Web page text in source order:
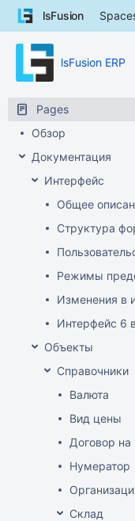
Skip
breadcrumbs
Skip
header
lsFusion
lsFusion ERP
Pages
Обзор
Документация
Интерфейс
Общее
Структура
Режимы
Изменения в
Интерфейс 6
Объекты
Справочники
Валюта
Вид цены
Договор на
Нумератор
Склад